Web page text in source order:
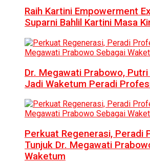
Raih Kartini Empowerment
Suparni Bahlil Kartini Masa
Dr. Megawati Prabowo,
Jadi Waketum Peradi
Perkuat Regenerasi, Peradi
Tunjuk Dr. Megawati
Waketum